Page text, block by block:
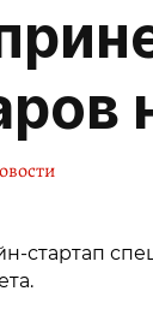
стартап